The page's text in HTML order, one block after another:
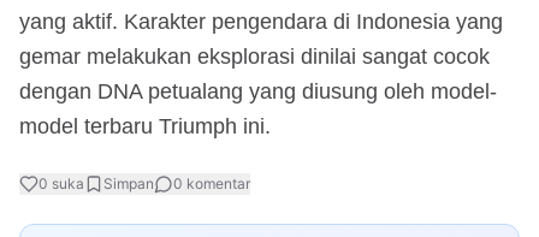
yang aktif. Karakter pengendara di Indonesia yang
gemar melakukan eksplorasi dinilai sangat cocok
dengan DNA petualang yang diusung oleh model-
model terbaru Triumph ini.
0 suka Simpan 0 komentar